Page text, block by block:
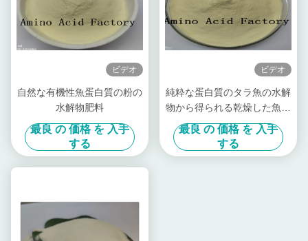
ビデオ
自然な有機性魚蛋白質の粉の
水解物肥料
最良 の 価格 を 入手
する
ビデオ
純粋な蛋白質のタラ魚の水解
物から得られる乾燥した魚粉
肥料
最良 の 価格 を 入手
する